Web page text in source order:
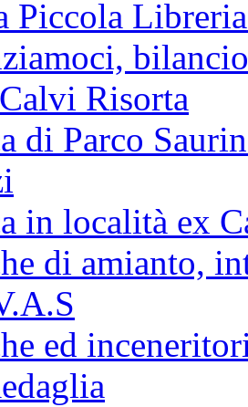
Piccola
Risorta
di Parco
in località ex
di amianto,
ed